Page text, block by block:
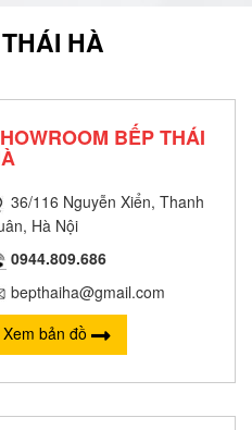
HÀ
BẾP THÁI
36/116 Nguyễn Xiển, Thanh
Hà Nội
0944.809.686
bepthaiha@gmail.com
Xem bản đồ